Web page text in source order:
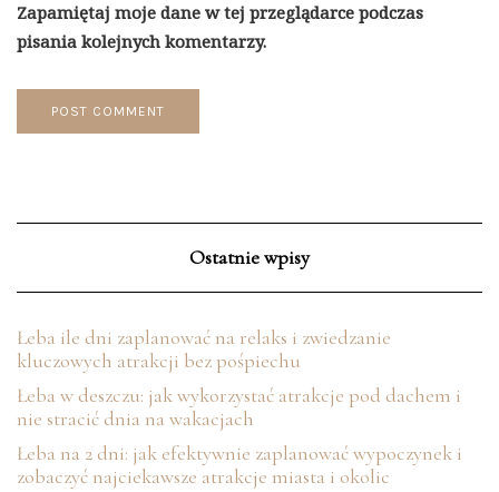
Zapamiętaj moje dane w tej przeglądarce podczas
pisania kolejnych komentarzy.
Ostatnie wpisy
Łeba ile dni zaplanować na relaks i zwiedzanie
kluczowych atrakcji bez pośpiechu
Łeba w deszczu: jak wykorzystać atrakcje pod dachem i
nie stracić dnia na wakacjach
Łeba na 2 dni: jak efektywnie zaplanować wypoczynek i
zobaczyć najciekawsze atrakcje miasta i okolic